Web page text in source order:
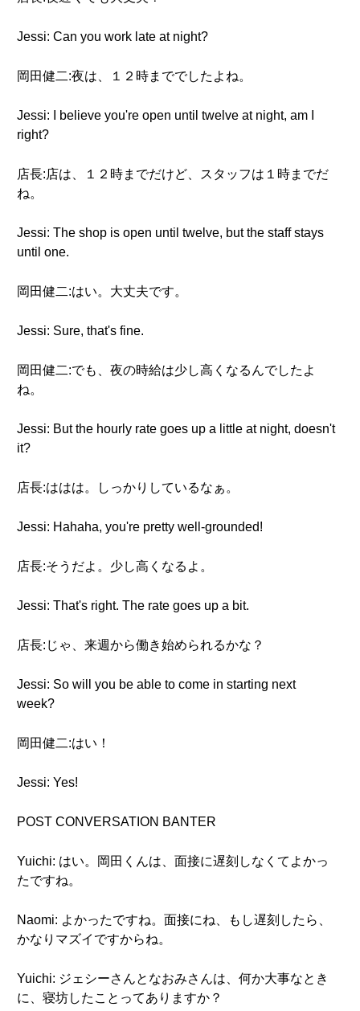
Jessi: Can you work late at night?
岡田健二:夜は、１２時まででしたよね。
Jessi: I believe you're open until twelve at night, am I
right?
店長:店は、１２時までだけど、スタッフは１時までだ
ね。
Jessi: The shop is open until twelve, but the staff stays
until one.
岡田健二:はい。大丈夫です。
Jessi: Sure, that's fine.
岡田健二:でも、夜の時給は少し高くなるんでしたよ
ね。
Jessi: But the hourly rate goes up a little at night, doesn't
it?
店長:ははは。しっかりしているなぁ。
Jessi: Hahaha, you're pretty well-grounded!
店長:そうだよ。少し高くなるよ。
Jessi: That's right. The rate goes up a bit.
店長:じゃ、来週から働き始められるかな？
Jessi: So will you be able to come in starting next
week?
岡田健二:はい！
Jessi: Yes!
POST CONVERSATION BANTER
Yuichi: はい。岡田くんは、面接に遅刻しなくてよかっ
たですね。
Naomi: よかったですね。面接にね、もし遅刻したら、
かなりマズイですからね。
Yuichi: ジェシーさんとなおみさんは、何か大事なとき
に、寝坊したことってありますか？